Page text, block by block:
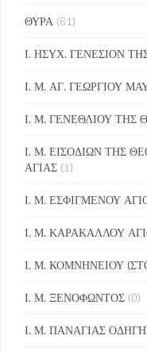
ΘΥΡΑ (61)
Ι. ΗΣΥΧ. ΓΕΝΕΣΙΟΝ
Ι. Μ. ΑΓ. ΓΕΩΡΓΙΟΥ
Ι. Μ. ΓΕΝΕΘΛΙΟΥ ΤΗΣ
Ι. Μ. ΕΙΣΟΔΙΩΝ ΤΗΣ
ΑΓΙΑΣ (1)
Ι. Μ. ΕΣΦΙΓΜΕΝΟΥ
Ι. Μ. ΚΑΡΑΚΑΛΛΟΥ
Ι. Μ. ΚΟΜΝΗΝΕΙΟΥ
Ι. Μ. ΞΕΝΟΦΩΝΤΟΣ (0)
Ι. Μ. ΠΑΝΑΓΙΑΣ